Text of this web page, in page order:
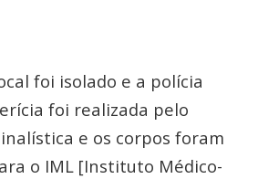
foi isolado e a polícia
foi realizada pelo
e os corpos foram
o IML [Instituto Médico-